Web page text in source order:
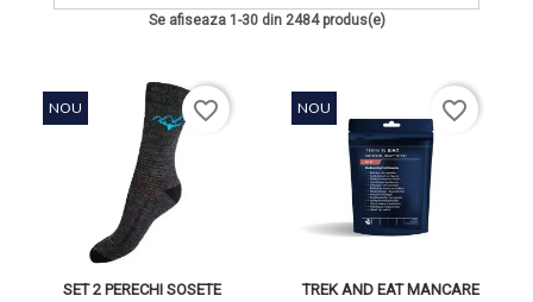
Se afiseaza 1-30 din 2484 produs(e)
SET 2 PERECHI SOSETE
NOU favorite_border
TREK AND EAT MANCARE
NOU favorite_border